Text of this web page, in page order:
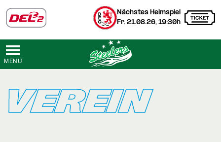
Nächstes Heimspiel
Fr. 21.08.26, 19:30h
MENÜ
VEREIN